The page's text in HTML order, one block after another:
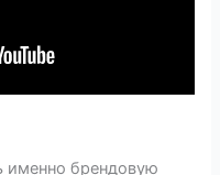
именно брендовую